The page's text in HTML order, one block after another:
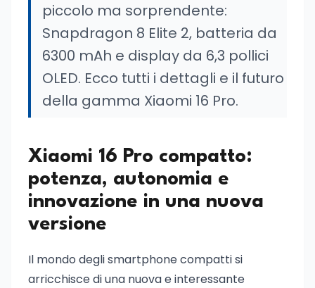
piccolo ma sorprendente:
Snapdragon 8 Elite 2, batteria da
6300 mAh e display da 6,3 pollici
OLED. Ecco tutti i dettagli e il futuro
della gamma Xiaomi 16 Pro.
Xiaomi 16 Pro compatto:
potenza, autonomia e
innovazione in una nuova
versione
Il mondo degli smartphone compatti si
arricchisce di una nuova e interessante